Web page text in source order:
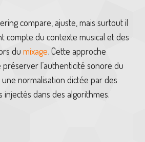
compare, ajuste, mais surtout il
compte du contexte musical et des
du mixage. Cette approche
l’authenticité sonore du
normalisation dictée par des
injectés dans des algorithmes.